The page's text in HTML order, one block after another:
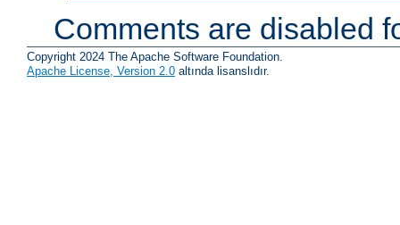
Comments are disabled
Copyright 2024 The Apache Software Foundation.
Apache License, Version 2.0 altında lisanslıdır.